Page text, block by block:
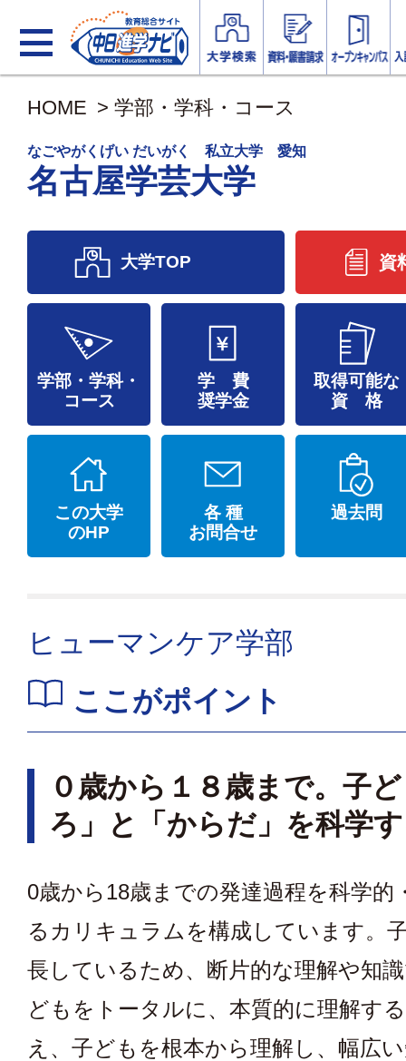
HOME > 学部・学科・コース
なごやがくげい だいがく 私立大学 愛知
名古屋学芸大学
資
大学TOP
学部・学科・
コース
学 費
奨学金
取得可能な
資 格
この大学
のHP
各 種
お問合せ
過去問
ヒューマンケア学部
ここがポイント
０歳から１８歳まで。子
ろ」と「からだ」を科学
0歳から18歳までの発達過程を科学的
るカリキュラムを構成しています。
長しているため、断片的な理解や知
どもをトータルに、本質的に理解す
え、子どもを根本から理解し、幅広